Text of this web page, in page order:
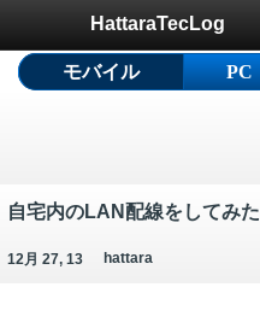
HattaraTecLog
自宅内のLAN配線をしてみた
12月 27, 13 hattara
モバイル PC